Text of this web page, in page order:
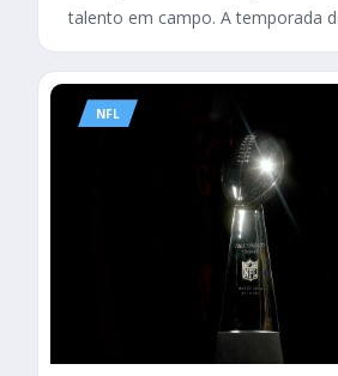
talento em campo. A temporada
NFL